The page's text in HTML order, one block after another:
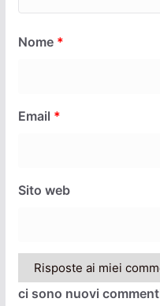
Nome *
Email *
Sito web
ci sono nuovi